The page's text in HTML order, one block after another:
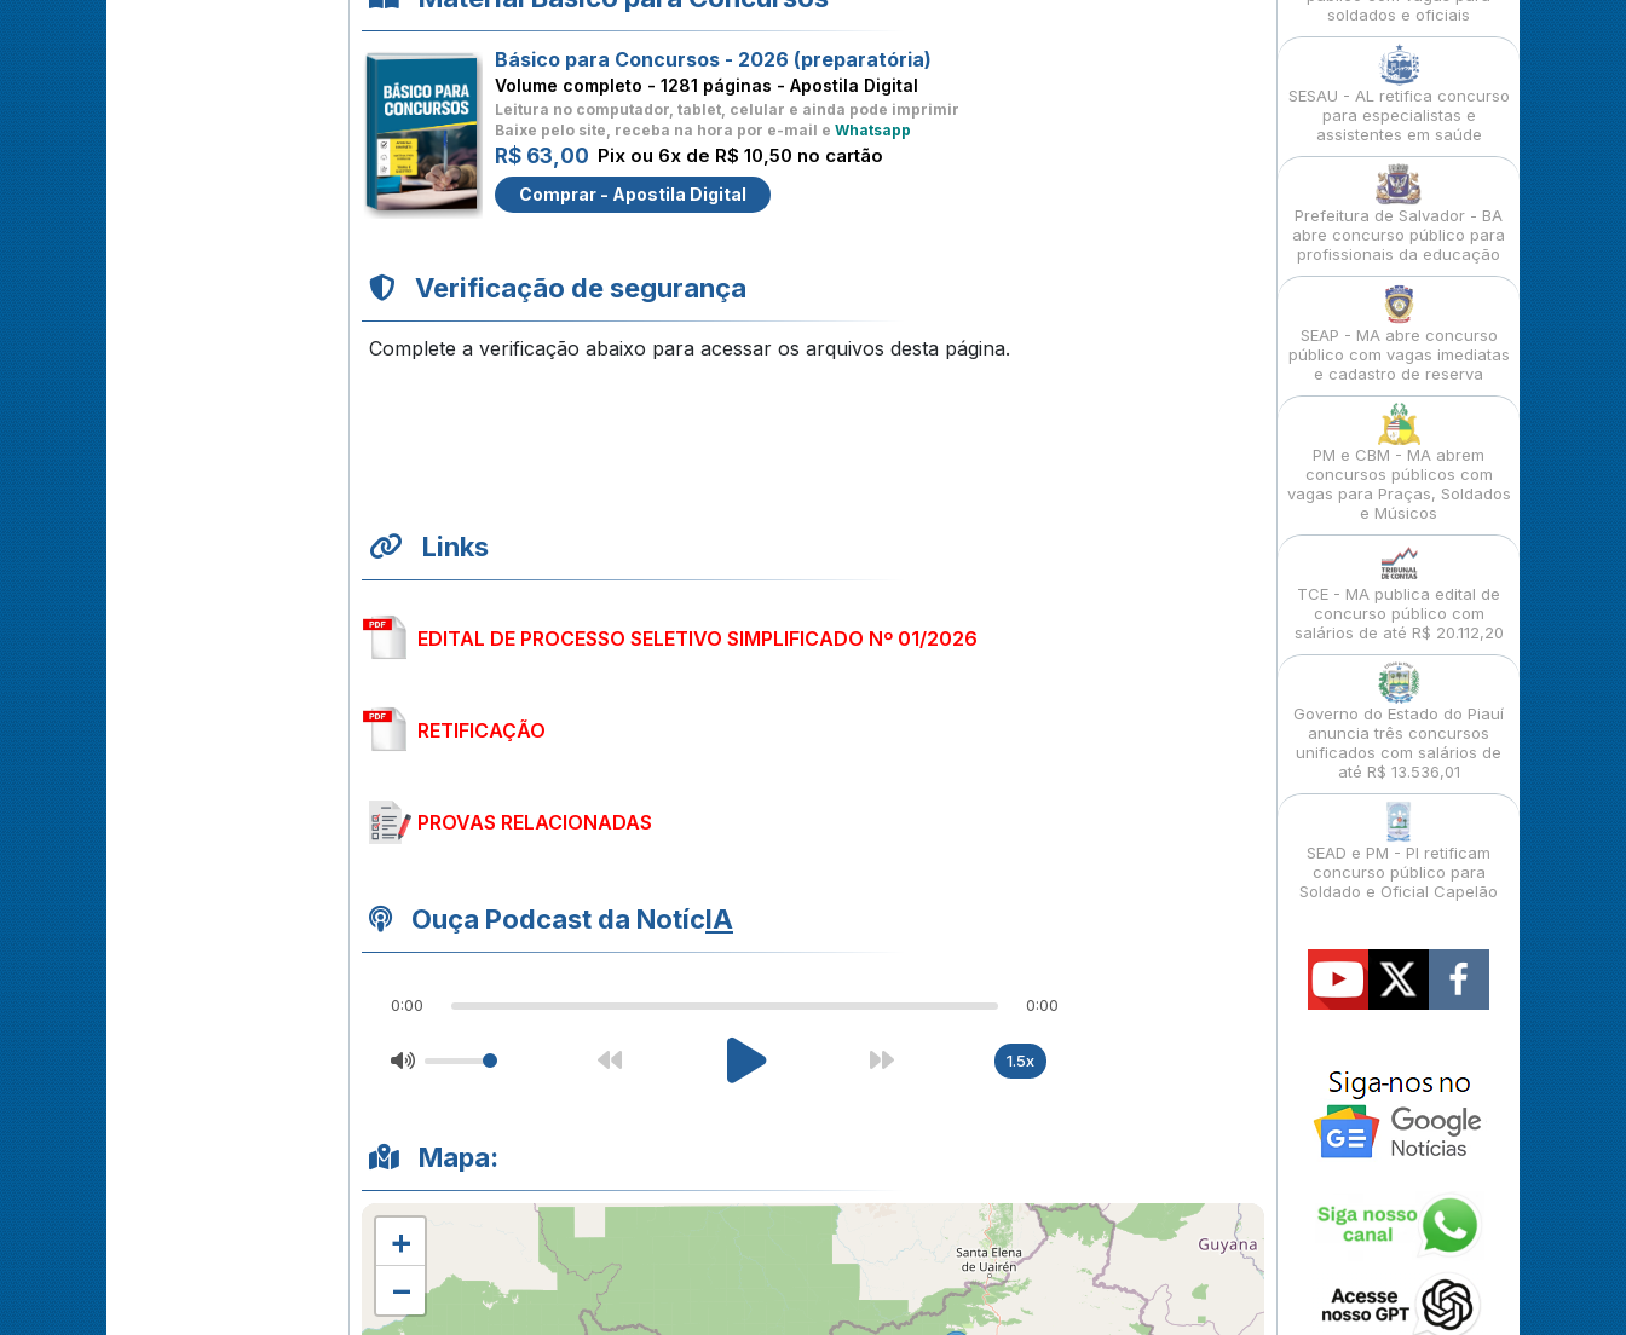
Básico para Concursos - 2026 (preparatória)
Volume completo - 1281 páginas - Apostila Digital
Leitura no computador, tablet, celular e ainda pode imprimir
Baixe pelo site, receba na hora por e-mail e Whatsapp
R$ 63,00 Pix ou 6x de R$ 10,50 no cartão
Comprar - Apostila Digital
Verificação de segurança
Complete a verificação abaixo para acessar os arquivos desta página.
Links
EDITAL DE PROCESSO SELETIVO SIMPLIFICADO Nº 01/2026
RETIFICAÇÃO
PROVAS RELACIONADAS
Ouça Podcast da NotícIA
0:00 0:00
1.5x
Mapa:
+
−
soldados e oficiais
SESAU - AL retifica concurso
para especialistas e
assistentes em saúde
Prefeitura de Salvador - BA
abre concurso público para
profissionais da educação
SEAP - MA abre concurso
público com vagas imediatas
e cadastro de reserva
PM e CBM - MA abrem
concursos públicos com
vagas para Praças, Soldados
e Músicos
TCE - MA publica edital de
concurso público com
salários de até R$ 20.112,20
Governo do Estado do Piauí
anuncia três concursos
unificados com salários de
até R$ 13.536,01
SEAD e PM - PI retificam
concurso público para
Soldado e Oficial Capelão